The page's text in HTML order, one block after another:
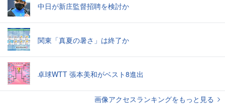
中日が新庄監督招聘を検討か
関東「真夏の暑さ」は終了か
卓球WTT 張本美和がベスト8進出
画像アクセスランキングをもっと見る